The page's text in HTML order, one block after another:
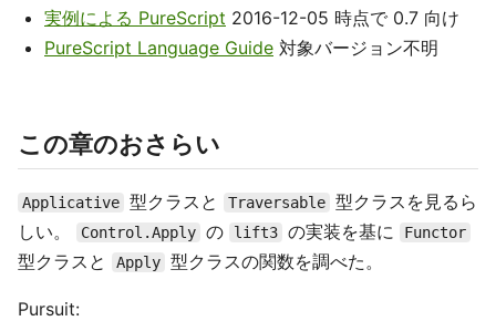
実例による PureScript 2016-12-05 時点で 0.7 向け
PureScript Language Guide 対象バージョン不明
この章のおさらい
Applicative 型クラスと Traversable 型クラスを見るら
しい。
Control.Apply の lift3 の実装を基に Functor
型クラスと Apply 型クラスの関数を調べた。
Pursuit: